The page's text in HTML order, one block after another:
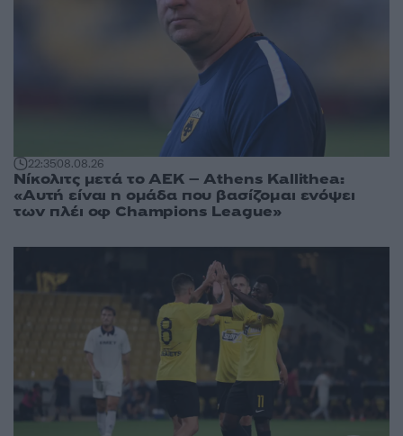
22:3508.08.26
Νίκολιτς μετά το ΑΕΚ – Athens Kallithea:
«Αυτή είναι η ομάδα που βασίζομαι ενόψει
των πλέι οφ Champions League»